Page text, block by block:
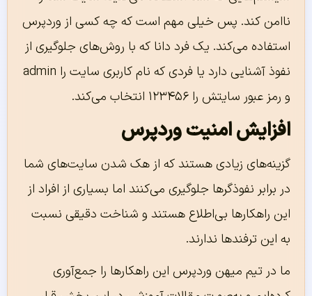
ناامن کند. پس خیلی مهم است که چه کسی از وردپرس
استفاده می‌کند. یک فرد دانا که با روش‌های جلوگیری از
نفوذ آشنایی دارد یا فردی که نام کاربری سایت را admin
و رمز عبور سایتش را ۱۲۳۴۵۶ انتخاب می‌کند.
افزایش امنیت وردپرس
گزینه‌های زیادی هستند که از هک شدن سایت‌های شما
در برابر نفوذگرها جلوگیری می‌کنند اما بسیاری از افراد از
این راهکارها بی‌اطلاع هستند و شناخت دقیقی نسبت
به این ترفندها ندارند.
ما در تیم میهن وردپرس این راهکارها را جمع‌آوری